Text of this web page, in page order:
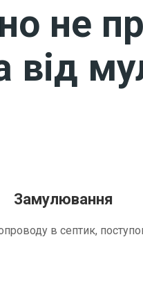
не
від
Замулювання
в септик,